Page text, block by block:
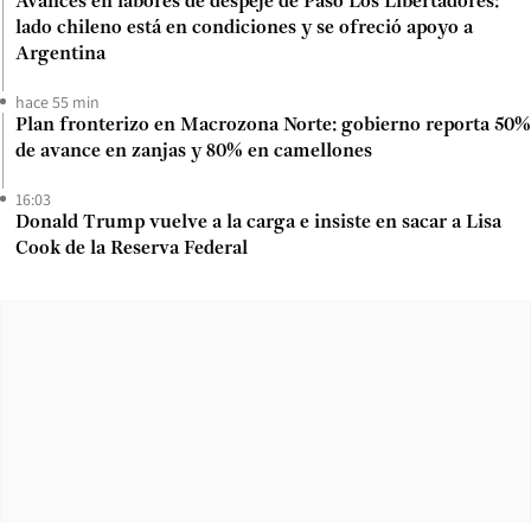
lado chileno está en condiciones y se ofreció apoyo a
Argentina
hace 55 min
Plan fronterizo en Macrozona Norte: gobierno reporta 50%
de avance en zanjas y 80% en camellones
16:03
Donald Trump vuelve a la carga e insiste en sacar a Lisa
Cook de la Reserva Federal